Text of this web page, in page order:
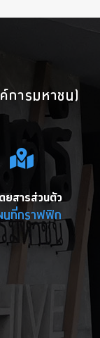
การมหาชน)
ยสารส่วนตัว
ที่กราฟฟิก